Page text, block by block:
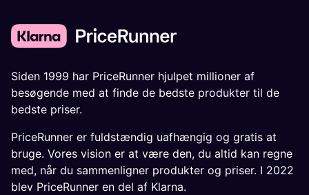
Siden 1999 har PriceRunner hjulpet millioner af
besøgende med at finde de bedste produkter til de
bedste priser.
PriceRunner er fuldstændig uafhængig og gratis at
bruge. Vores vision er at være den, du altid kan regne
med, når du sammenligner produkter og priser. I 2022
blev PriceRunner en del af Klarna.